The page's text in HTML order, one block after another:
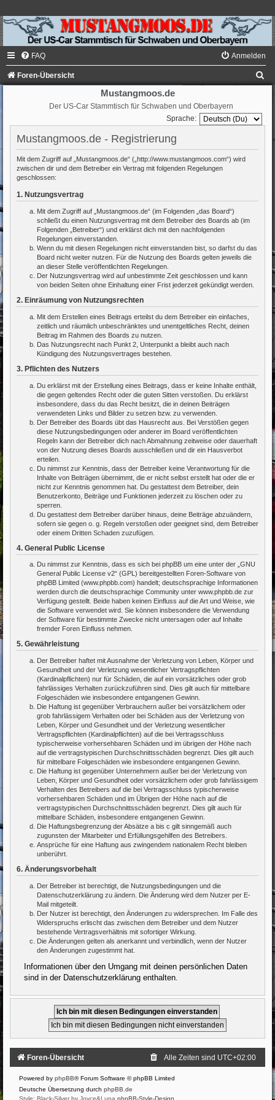
FAQ Anmelden
Foren-Übersicht
Mustangmoos.de
Der US-Car Stammtisch für Schwaben und Oberbayern
Sprache:
Mustangmoos.de - Registrierung
Mit dem Zugriff auf „Mustangmoos.de“ („http://www.mustangmoos.com“) wird
zwischen dir und dem Betreiber ein Vertrag mit folgenden Regelungen
geschlossen:
1. Nutzungsvertrag
Mit dem Zugriff auf „Mustangmoos.de“ (im Folgenden „das Board“)
schließt du einen Nutzungsvertrag mit dem Betreiber des Boards ab (im
Folgenden „Betreiber“) und erklärst dich mit den nachfolgenden
Regelungen einverstanden.
Wenn du mit diesen Regelungen nicht einverstanden bist, so darfst du das
Board nicht weiter nutzen. Für die Nutzung des Boards gelten jeweils die
an dieser Stelle veröffentlichten Regelungen.
Der Nutzungsvertrag wird auf unbestimmte Zeit geschlossen und kann
von beiden Seiten ohne Einhaltung einer Frist jederzeit gekündigt werden.
2. Einräumung von Nutzungsrechten
Mit dem Erstellen eines Beitrags erteilst du dem Betreiber ein einfaches,
zeitlich und räumlich unbeschränktes und unentgeltliches Recht, deinen
Beitrag im Rahmen des Boards zu nutzen.
Das Nutzungsrecht nach Punkt 2, Unterpunkt a bleibt auch nach
Kündigung des Nutzungsvertrages bestehen.
3. Pflichten des Nutzers
Du erklärst mit der Erstellung eines Beitrags, dass er keine Inhalte enthält,
die gegen geltendes Recht oder die guten Sitten verstoßen. Du erklärst
insbesondere, dass du das Recht besitzt, die in deinen Beiträgen
verwendeten Links und Bilder zu setzen bzw. zu verwenden.
Der Betreiber des Boards übt das Hausrecht aus. Bei Verstößen gegen
diese Nutzungsbedingungen oder anderer im Board veröffentlichten
Regeln kann der Betreiber dich nach Abmahnung zeitweise oder dauerhaft
von der Nutzung dieses Boards ausschließen und dir ein Hausverbot
erteilen.
Du nimmst zur Kenntnis, dass der Betreiber keine Verantwortung für die
Inhalte von Beiträgen übernimmt, die er nicht selbst erstellt hat oder die er
nicht zur Kenntnis genommen hat. Du gestattest dem Betreiber, dein
Benutzerkonto, Beiträge und Funktionen jederzeit zu löschen oder zu
sperren.
Du gestattest dem Betreiber darüber hinaus, deine Beiträge abzuändern,
sofern sie gegen o. g. Regeln verstoßen oder geeignet sind, dem Betreiber
oder einem Dritten Schaden zuzufügen.
4. General Public License
Du nimmst zur Kenntnis, dass es sich bei phpBB um eine unter der „ GNU
General Public License v2“ (GPL) bereitgestellten Foren-Software von
phpBB Limited (www.phpbb.com) handelt; deutschsprachige Informationen
werden durch die deutschsprachige Community unter www.phpbb.de zur
Verfügung gestellt. Beide haben keinen Einfluss auf die Art und Weise, wie
die Software verwendet wird. Sie können insbesondere die Verwendung
der Software für bestimmte Zwecke nicht untersagen oder auf Inhalte
fremder Foren Einfluss nehmen.
5. Gewährleistung
Der Betreiber haftet mit Ausnahme der Verletzung von Leben, Körper und
Gesundheit und der Verletzung wesentlicher Vertragspflichten
(Kardinalpflichten) nur für Schäden, die auf ein vorsätzliches oder grob
fahrlässiges Verhalten zurückzuführen sind. Dies gilt auch für mittelbare
Folgeschäden wie insbesondere entgangenen Gewinn.
Die Haftung ist gegenüber Verbrauchern außer bei vorsätzlichem oder
grob fahrlässigem Verhalten oder bei Schäden aus der Verletzung von
Leben, Körper und Gesundheit und der Verletzung wesentlicher
Vertragspflichten (Kardinalpflichten) auf die bei Vertragsschluss
typischerweise vorhersehbaren Schäden und im übrigen der Höhe nach
auf die vertragstypischen Durchschnittsschäden begrenzt. Dies gilt auch
für mittelbare Folgeschäden wie insbesondere entgangenen Gewinn.
Die Haftung ist gegenüber Unternehmern außer bei der Verletzung von
Leben, Körper und Gesundheit oder vorsätzlichem oder grob fahrlässigem
Verhalten des Betreibers auf die bei Vertragsschluss typischerweise
vorhersehbaren Schäden und im Übrigen der Höhe nach auf die
vertragstypischen Durchschnittsschäden begrenzt. Dies gilt auch für
mittelbare Schäden, insbesondere entgangenen Gewinn.
Die Haftungsbegrenzung der Absätze a bis c gilt sinngemäß auch
zugunsten der Mitarbeiter und Erfüllungsgehilfen des Betreibers.
Ansprüche für eine Haftung aus zwingendem nationalem Recht bleiben
unberührt.
6. Änderungsvorbehalt
Der Betreiber ist berechtigt, die Nutzungsbedingungen und die
Datenschutzerklärung zu ändern. Die Änderung wird dem Nutzer per E-
Mail mitgeteilt.
Der Nutzer ist berechtigt, den Änderungen zu widersprechen. Im Falle des
Widerspruchs erlischt das zwischen dem Betreiber und dem Nutzer
bestehende Vertragsverhältnis mit sofortiger Wirkung.
Die Änderungen gelten als anerkannt und verbindlich, wenn der Nutzer
den Änderungen zugestimmt hat.
Informationen über den Umgang mit deinen persönlichen Daten
sind in der Datenschutzerklärung enthalten.
Foren-Übersicht Alle Zeiten sind UTC+02:00
Powered by phpBB® Forum Software © phpBB Limited
Deutsche Übersetzung durch phpBB.de
Style: Black-Silver by Joyce&Luna phpBB-Style-Design